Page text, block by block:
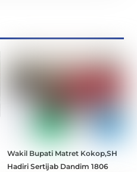
Wakil Bupati Matret Kokop,SH
Hadiri Sertijab Dandim 1806